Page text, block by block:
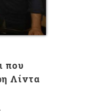
που
Λίντα